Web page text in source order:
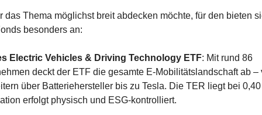
das Thema möglichst breit abdecken möchte, für den bieten
besonders an:
Electric Vehicles & Driving Technology ETF: Mit rund 86
deckt der ETF die gesamte E-Mobilitätslandschaft ab –
über Batteriehersteller bis zu Tesla. Die TER liegt bei 0,40
erfolgt physisch und ESG-kontrolliert.